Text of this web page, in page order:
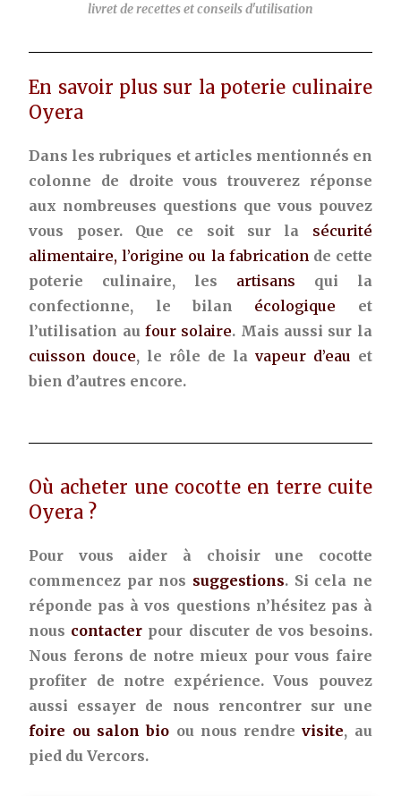
livret de recettes et conseils d'utilisation
En savoir plus sur la poterie culinaire
Oyera
Dans les rubriques et articles mentionnés en
colonne de droite vous trouverez réponse
aux nombreuses questions que vous pouvez
vous poser. Que ce soit sur la sécurité
alimentaire, l’origine ou la fabricationde cette
poterie culinaire, les artisans qui la
confectionne, le bilan écologique et
l’utilisation aufour solaire. Mais aussi sur la
cuisson douce, le rôle de la vapeur d’eau et
bien d’autres encore.
Où acheter une cocotte en terre cuite
Oyera ?
Pour vous aider à choisir une cocotte
commencez par nos suggestions. Si cela ne
réponde pas à vos questions n’hésitez pas à
nous contacter pour discuter de vos besoins.
Nous ferons de notre mieux pour vous faire
profiter de notre expérience. Vous pouvez
aussi essayer de nous rencontrer sur une
foire ou salon bio ou nous rendrevisite, au
pied du Vercors.